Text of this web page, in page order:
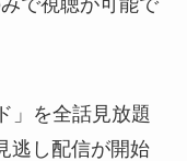
で視聴が可能で
」を全話見放題
逃し配信が開始